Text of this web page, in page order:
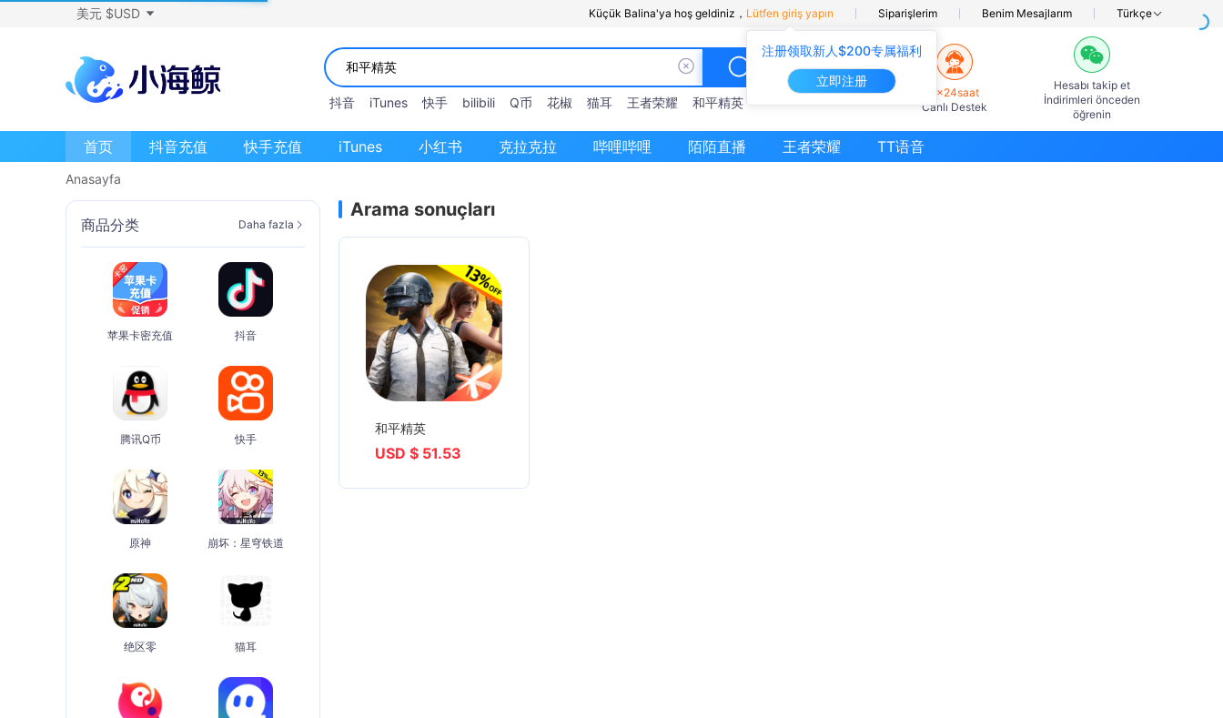
注册领取新人$200专属福利
立即注册
美元 $USD Küçük Balina'ya hoş geldiniz， Lütfen giriş yapın Siparişlerim Benim Mesajlarım Türkçe
抖音 iTunes 快手 bilibili Q币 花椒 猫耳 王者荣耀 和平精英
7×24saat
Canlı Destek
Hesabı takip et
İndirimleri önceden
öğrenin
首页 抖音充值 快手充值 iTunes 小红书 克拉克拉 哔哩哔哩 陌陌直播 王者荣耀 TT语音
Anasayfa
商品分类 Daha fazla
苹果卡密充值 抖音
腾讯Q币 快手
原神 崩坏：星穹铁道
绝区零 猫耳
Arama sonuçları
和平精英
USD $ 51.53